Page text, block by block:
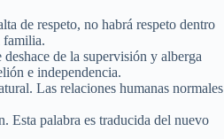
de respeto, no habrá respeto dentro
familia.
de la supervisión y alberga
e independencia.
Las relaciones humanas normales
Esta palabra es traducida del nuevo